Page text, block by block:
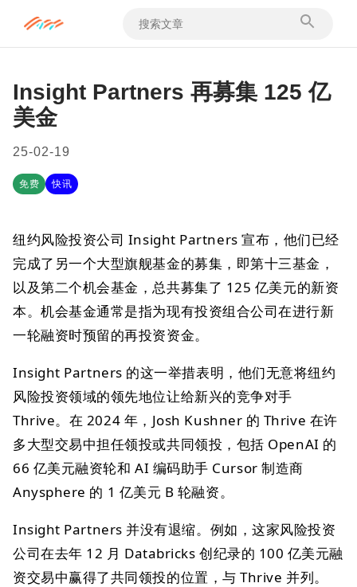
Insight Partners 再募集 125 亿
美金
25-02-19
免费 快讯
纽约风险投资公司 Insight Partners 宣布，他们已经
完成了另一个大型旗舰基金的募集，即第十三基金，
以及第二个机会基金，总共募集了 125 亿美元的新资
本。机会基金通常是指为现有投资组合公司在进行新
一轮融资时预留的再投资资金。
Insight Partners 的这一举措表明，他们无意将纽约
风险投资领域的领先地位让给新兴的竞争对手
Thrive。在 2024 年，Josh Kushner 的 Thrive 在许
多大型交易中担任领投或共同领投，包括 OpenAI 的
66 亿美元融资轮和 AI 编码助手 Cursor 制造商
Anysphere 的 1 亿美元 B 轮融资。
Insight Partners 并没有退缩。例如，这家风险投资
公司在去年 12 月 Databricks 创纪录的 100 亿美元融
资交易中赢得了共同领投的位置，与 Thrive 并列。